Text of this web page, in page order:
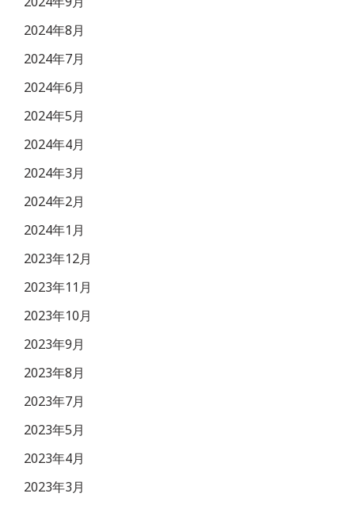
2024年8月
2024年7月
2024年6月
2024年5月
2024年4月
2024年3月
2024年2月
2024年1月
2023年12月
2023年11月
2023年10月
2023年9月
2023年8月
2023年7月
2023年5月
2023年4月
2023年3月